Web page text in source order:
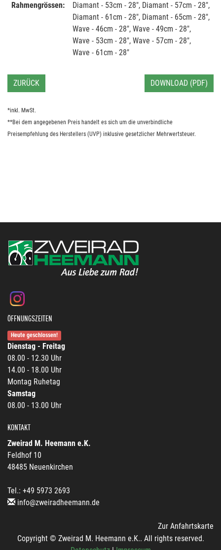
Rahmengrössen:
Diamant - 53cm - 28", Diamant - 57cm - 28",
Diamant - 61cm - 28", Diamant - 65cm - 28",
Wave - 46cm - 28", Wave - 49cm - 28",
Wave - 53cm - 28", Wave - 57cm - 28",
Wave - 61cm - 28"
ZURÜCK DOWNLOAD (PDF)
*inkl. MwSt.
**Bei dem angegebenen Preis handelt es sich um die unverbindliche
Preisempfehlung des Herstellers (UVP) inklusive gesetzlicher Mehrwertsteuer.
ÖFFNUNGSZEITEN
Heute geschlossen!
Dienstag - Freitag
08.00 - 12.30 Uhr
14.00 - 18.00 Uhr
Montag Ruhetag
Samstag
08.00 - 13.00 Uhr
KONTAKT
Zweirad M. Heemann e.K.
Feldhof 10
48485 Neuenkirchen
Tel.: +49 5973 2693
info@zweiradheemann.de
Zur Anfahrtskarte
Copyright © Zweirad M. Heemann e.K.. All rights reserved.